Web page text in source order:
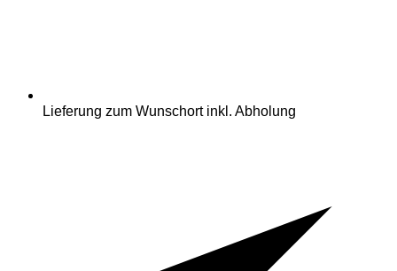
Lieferung zum Wunschort inkl. Abholung